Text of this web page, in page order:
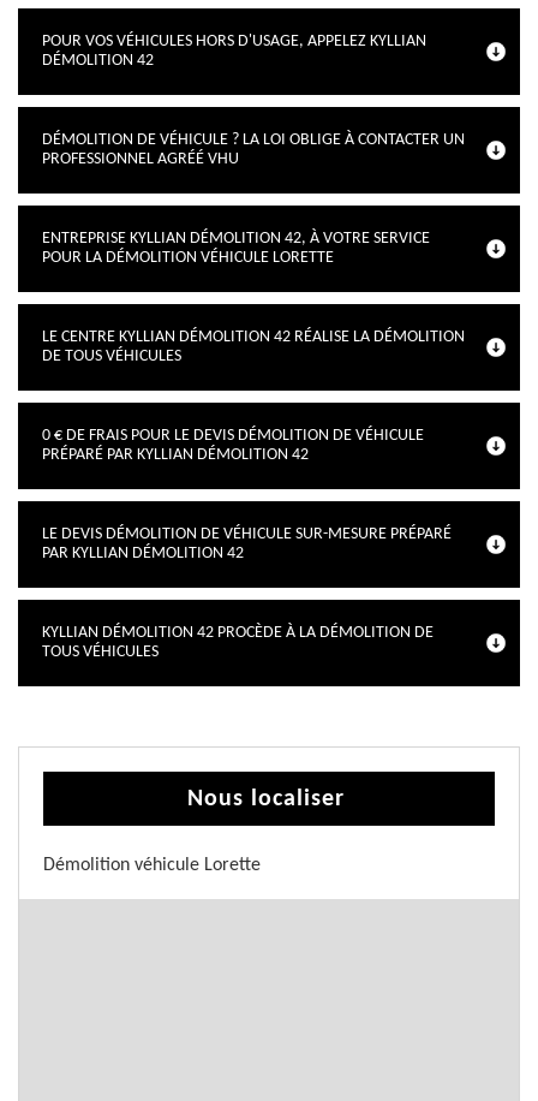
POUR VOS VÉHICULES HORS D'USAGE, APPELEZ KYLLIAN
DÉMOLITION 42
DÉMOLITION DE VÉHICULE ? LA LOI OBLIGE À CONTACTER UN
PROFESSIONNEL AGRÉÉ VHU
ENTREPRISE KYLLIAN DÉMOLITION 42, À VOTRE SERVICE
POUR LA DÉMOLITION VÉHICULE LORETTE
LE CENTRE KYLLIAN DÉMOLITION 42 RÉALISE LA DÉMOLITION
DE TOUS VÉHICULES
0 € DE FRAIS POUR LE DEVIS DÉMOLITION DE VÉHICULE
PRÉPARÉ PAR KYLLIAN DÉMOLITION 42
LE DEVIS DÉMOLITION DE VÉHICULE SUR-MESURE PRÉPARÉ
PAR KYLLIAN DÉMOLITION 42
KYLLIAN DÉMOLITION 42 PROCÈDE À LA DÉMOLITION DE
TOUS VÉHICULES
Nous localiser
Démolition véhicule Lorette